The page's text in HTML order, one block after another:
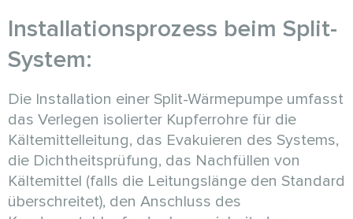
Installationsprozess beim Split-
System:
Die Installation einer Split-Wärmepumpe umfasst
das Verlegen isolierter Kupferrohre für die
Kältemittelleitung, das Evakuieren des Systems,
die Dichtheitsprüfung, das Nachfüllen von
Kältemittel (falls die Leitungslänge den Standard
überschreitet), den Anschluss des